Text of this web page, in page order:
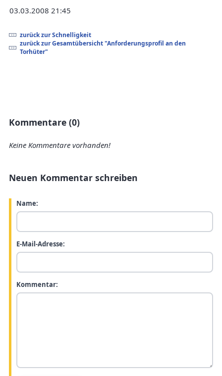
03.03.2008 21:45
zurück zur Schnelligkeit
zurück zur Gesamtübersicht "Anforderungsprofil an den
Torhüter"
Kommentare (0)
Keine Kommentare vorhanden!
Neuen Kommentar schreiben
Name:
E-Mail-Adresse:
Kommentar: